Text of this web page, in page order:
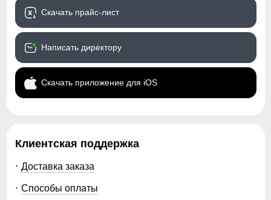
Скачать прайс-лист
Написать директору
Скачать приложение для iOS
Клиентская поддержка
Доставка заказа
Способы оплаты